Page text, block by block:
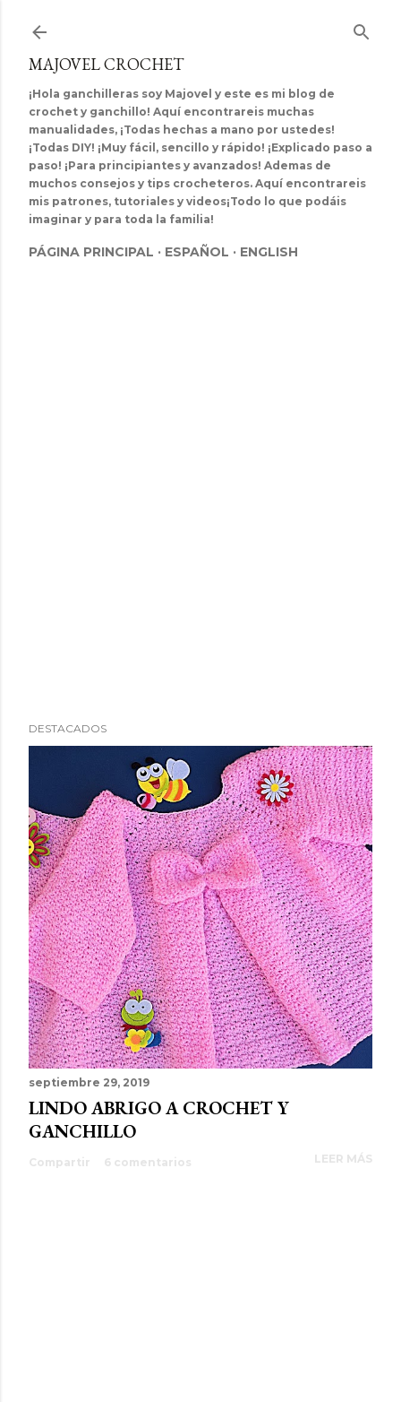
MAJOVEL CROCHET
¡Hola ganchilleras soy Majovel y este es mi blog de
crochet y ganchillo! Aquí encontrareis muchas
manualidades, ¡Todas hechas a mano por ustedes!
¡Todas DIY! ¡Muy fácil, sencillo y rápido! ¡Explicado paso a
paso! ¡Para principiantes y avanzados! Ademas de
muchos consejos y tips crocheteros. Aquí encontrareis
mis patrones, tutoriales y videos¡Todo lo que podáis
imaginar y para toda la familia!
PÁGINA PRINCIPAL ESPAÑOL ENGLISH
DESTACADOS
septiembre 29, 2019
LINDO ABRIGO A CROCHET Y
GANCHILLO
Compartir 6 comentarios LEER MÁS